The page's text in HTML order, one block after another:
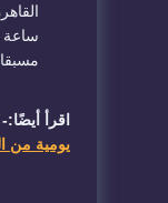
ساعة
مسبقا.
اقرأ أيضًا:-
يومية من